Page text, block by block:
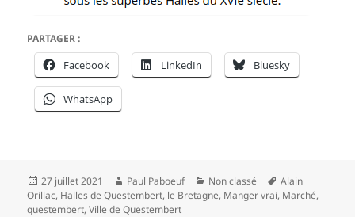
PARTAGER :
Facebook LinkedIn Bluesky
WhatsApp
Publié
le
27 juillet 2021 Auteur
Paul Paboeuf Catégories
Non classé
Mots-
clés
Alain
Orillac, Halles de Questembert, le Bretagne, Manger vrai, Marché,
questembert,Ville de Questembert